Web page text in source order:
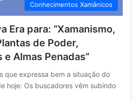
Conhecimentos Xamânicos
Era para: “Xamanismo,
de Poder,
Almas Penadas”
que expressa bem a situação do
hoje: Os buscadores vêm subindo